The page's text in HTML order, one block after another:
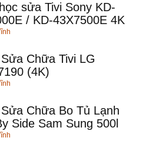
sửa Tivi Sony KD-
/ KD-43X7500E 4K
Chữa Tivi LG
(4K)
Chữa Bo Tủ Lạnh
Side Sam Sung 500l